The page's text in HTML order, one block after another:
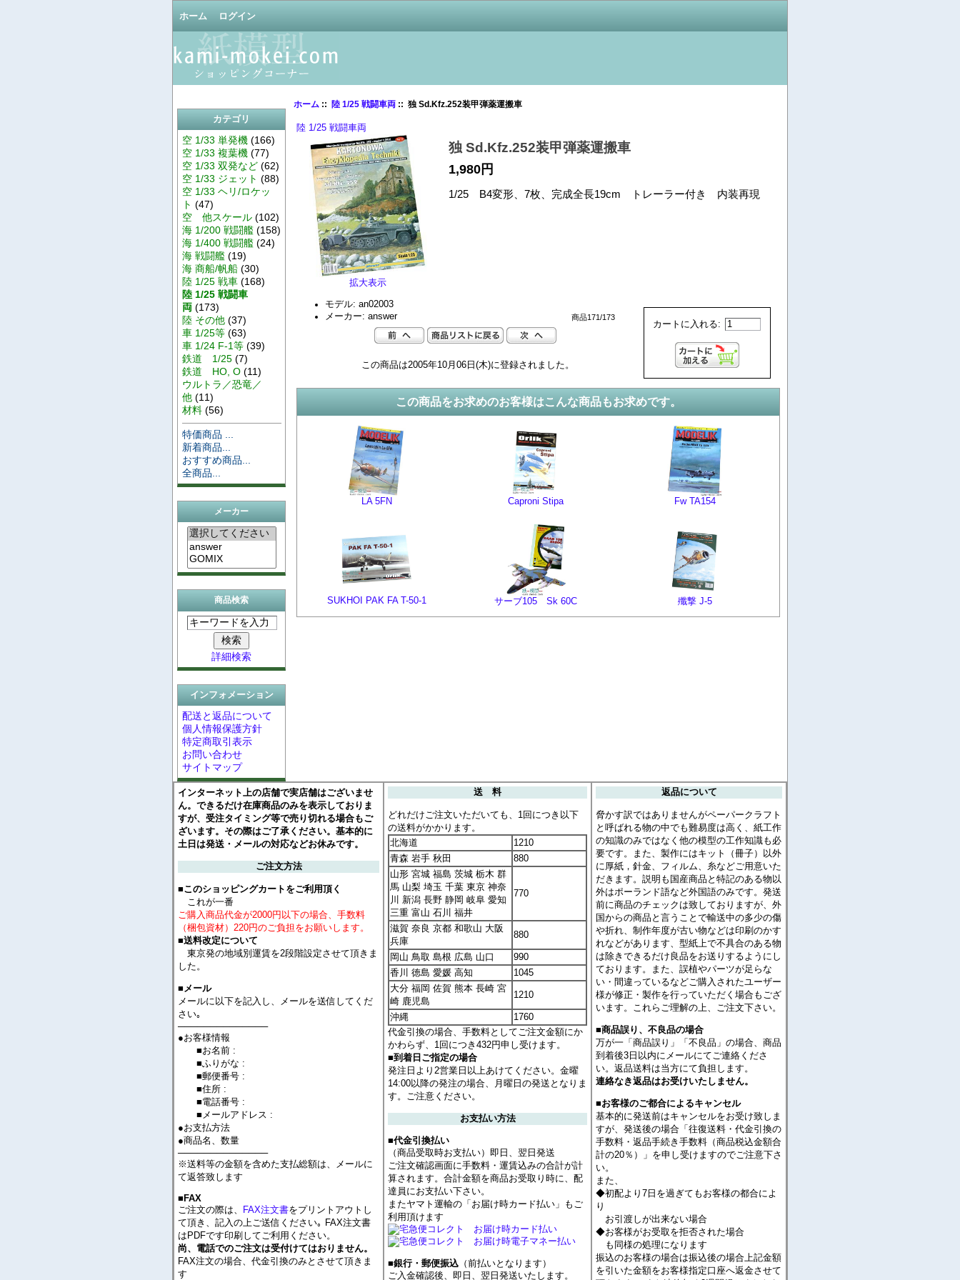
ホーム ログイン
カテゴリ
空 1/33 単発機(166)
空 1/33 複葉機(77)
空 1/33 双発など(62)
空 1/33 ジェット (88)
空 1/33 ヘリ/ロケッ
ト (47)
空 他スケール(102)
海 1/200 戦闘艦(158)
海 1/400 戦闘艦(24)
海 戦闘艦(19)
海 商船/帆船(30)
陸 1/25 戦車(168)
陸 1/25 戦闘車
両(173)
陸 その他(37)
車 1/25等(63)
車 1/24 F-1等(39)
鉄道 1/25(7)
鉄道 HO, O(11)
ウルトラ／恐竜／
他(11)
材料(56)
特価商品 ...
新着商品...
おすすめ商品...
全商品...
メーカー
商品検索
詳細検索
インフォメーション
配送と返品について
個人情報保護方針
特定商取引表示
お問い合わせ
サイトマップ
ホーム:: 陸 1/25 戦闘車両:: 独 Sd.Kfz.252装甲弾薬運搬車
陸 1/25 戦闘車両
拡大表示
独 Sd.Kfz.252装甲弾薬運搬車
1,980円
1/25 B4変形、7枚、完成全長19cm トレーラー付き 内装再現
カートに入れる:
モデル: an02003
メーカー: answer
商品171/173
この商品は2005年10月06日(木)に登録されました。
この商品をお求めのお客様はこんな商品もお求めです。
LA 5FN Caproni Stipa Fw TA154
SUKHOI PAK FA T-50-1 サーブ105 Sk 60C 殲撃 J-5
インターネット上の店舗で実店舗はございませ
ん。できるだけ在庫商品のみを表示しておりま
すが、受注タイミング等で売り切れる場合もご
ざいます。その際はご了承ください。基本的に
土日は発送・メールの対応などお休みです。
ご注文方法
■このショッピングカートをご利用頂く
これが一番
ご購入商品代金が2000円以下の場合、手数料
（梱包資材）220円のご負担をお願いします。
■送料改定について
東京発の地域別運賃を2段階設定させて頂きま
した。
■メール
メールに以下を記入し、メールを送信してくだ
さい｡
──────────────
●お客様情報
■お名前 :
■ふりがな :
■郵便番号 :
■住所 :
■電話番号 :
■メールアドレス :
●お支払方法
●商品名、数量
──────────────
※送料等の金額を含めた支払総額は、メールに
て返答致します
■FAX
ご注文の際は、 FAX注文書をプリントアウトし
て頂き、記入の上ご送信ください｡ FAX注文書
はPDFです印刷してご利用ください。
尚、電話でのご注文は受付けてはおりません。
FAX注文の場合、代金引換のみとさせて頂きま
す
送 料
どれだけご注文いただいても、1回につき以下
の送料がかかります。
北海道
1210
青森 岩手 秋田
880
山形 宮城 福島 茨城 栃木 群
馬 山梨 埼玉 千葉 東京 神奈
川 新潟 長野 静岡 岐阜 愛知
三重 富山 石川 福井
770
滋賀 奈良 京都 和歌山 大阪
兵庫
880
岡山 鳥取 島根 広島 山口
990
香川 徳島 愛媛 高知
1045
大分 福岡 佐賀 熊本 長崎 宮
崎 鹿児島
1210
沖縄
1760
代金引換の場合、手数料としてご注文金額にか
かわらず、1回につき432円申し受けます。
■到着日ご指定の場合
発注日より2営業日以上あけてください。金曜
14:00以降の発注の場合、月曜日の発送となりま
す。ご注意ください。
お支払い方法
■代金引換払い
（商品受取時お支払い）即日、翌日発送
ご注文確認画面に手数料・運賃込みの合計が計
算されます。合計金額を商品お受取り時に、配
達員にお支払い下さい。
またヤマト運輸の「お届け時カード払い」もご
利用頂けます
■銀行・郵便振込 （前払いとなります）
ご入金確認後、即日、翌日発送いたします。
返品について
脅かす訳ではありませんがペーパークラフト
と呼ばれる物の中でも難易度は高く、紙工作
の知識のみではなく他の模型の工作知識も必
要です。また、製作にはキット（冊子）以外
に厚紙，針金、フィルム、糸などご用意いた
だきます。説明も国産商品と特記のある物以
外はポーランド語など外国語のみです。発送
前に商品のチェックは致しておりますが、外
国からの商品と言うことで輸送中の多少の傷
や折れ、制作年度が古い物などは印刷のかす
れなどがあります、型紙上で不具合のある物
は除きできるだけ良品をお送りするようにし
ております。また、誤植やパーツが足らな
い・間違っているなどご購入されたユーザー
様が修正・製作を行っていただく場合もござ
います。これらご理解の上、ご注文下さい。
■商品誤り、不良品の場合
万が一「商品誤り」「不良品」の場合、商品
到着後3日以内にメールにてご連絡くださ
い。返品送料は当方にて負担します。
連絡なき返品はお受けいたしません。
■お客様のご都合によるキャンセル
基本的に発送前はキャンセルをお受け致しま
すが、発送後の場合「往復送料・代金引換の
手数料・返品手続き手数料（商品税込金額合
計の20％）」を申し受けますのでご注意下さ
い。
また、
◆初配より7日を過ぎてもお客様の都合によ
り
お引渡しが出来ない場合
◆お客様がお受取を拒否された場合
も同様の処理になります
振込のお客様の場合は振込後の場合上記金額
を引いた金額をお客様指定口座へ返金させて